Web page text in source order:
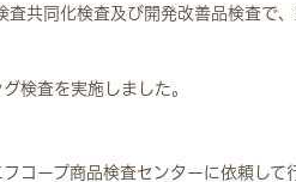
査共同化検査及び開発改善品検査で
検査を実施しました。
コープ商品検査センターに依頼して